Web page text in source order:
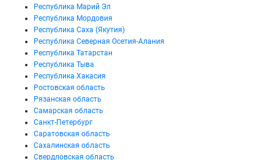
Республика Марий Эл
Республика Мордовия
Республика Саха (Якутия)
Республика Северная Осетия-Алания
Республика Татарстан
Республика Тыва
Республика Хакасия
Ростовская область
Рязанская область
Самарская область
Санкт-Петербург
Саратовская область
Сахалинская область
Свердловская область